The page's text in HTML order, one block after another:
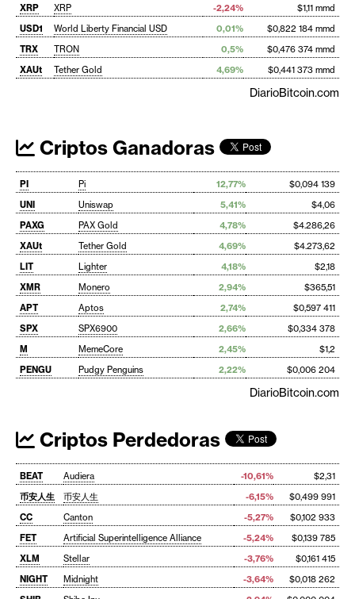
XRP
XRP -2,24%
$1,11 mmd
USD1
World Liberty Financial USD 0,01%
$0,822 184 mmd
TRX
TRON 0,5%
$0,476 374 mmd
XAUt
Tether Gold 4,69% $0,441 373 mmd
DiarioBitcoin.com
Criptos Ganadoras
PI Pi 12,77%
$0,094 139
UNI
Uniswap 5,41%
$4,06
PAXG
PAX Gold 4,78%
$4.286,26
XAUt
Tether Gold 4,69%
$4.273,62
LIT
Lighter 4,18%
$2,18
XMR
Monero 2,94%
$365,51
APT
Aptos 2,74%
$0,597 411
SPX
SPX6900 2,66%
$0,334 378
M
MemeCore 2,45%
$1,2
PENGU
Pudgy Penguins 2,22% $0,006 204
DiarioBitcoin.com
Criptos Perdedoras
BEAT Audiera -10,61%
$2,31
币安人生
币安人生 -6,15%
$0,499 991
CC
Canton -5,27%
$0,102 933
FET
Artificial Superintelligence Alliance -5,24%
$0,139 785
XLM
Stellar -3,76%
$0,161 415
NIGHT
Midnight -3,64%
$0,018 262